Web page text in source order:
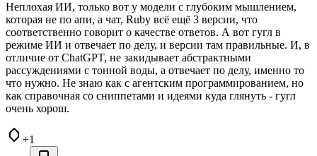
Неплохая ИИ, только вот у модели с глубоким мышлением,
которая не по апи, а чат, Ruby всё ещё 3 версии, что
соответственно говорит о качестве ответов. А вот гугл в
режиме ИИ и отвечает по делу, и версии там правильные. И, в
отличие от ChatGPT, не закидывает абстрактными
рассуждениями с тонной воды, а отвечает по делу, именно то
что нужно. Не знаю как с агентским программированием, но
как справочная со сниппетами и идеями куда глянуть - гугл
очень хорош.
+1